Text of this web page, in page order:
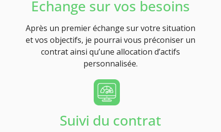
Echange sur vos besoins
Après un premier échange sur votre situation
et vos objectifs, je pourrai vous préconiser un
contrat ainsi qu’une allocation d’actifs
personnalisée.
Suivi du contrat